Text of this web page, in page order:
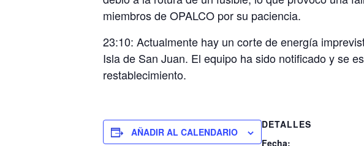
miembros de OPALCO por su paciencia.
23:10: Actualmente hay un corte de energía
Isla de San Juan. El equipo ha sido notificado y se
restablecimiento.
AÑADIR AL CALENDARIO
DETALLES
Fecha: